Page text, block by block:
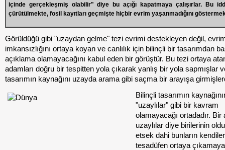
içinde gerçekleşmiş olabilir" diye bu açığı kapatmaya çalışırlar. Bu
çürütülmekte, fosil kayıtları geçmişte hiçbir evrim yaşanmadığını
Görüldüğü gibi "uzaydan gelme" tezi evrimi destekleyen değil,
imkansızlığını ortaya koyan ve canlılık için bilinçli bir tasarımdan
açıklama olamayacağını kabul eden bir görüştür. Bu tezi ortaya
adamları doğru bir tespitten yola çıkarak yanlış bir yola sapmışlar
tasarımın kaynağını uzayda arama gibi saçma bir arayışa
Bilinçli tasarımın
"uzaylılar" gibi bir kavram
olamayacağı ortadadır. Bir
uzaylılar diye birilerinin
etsek dahi bunların
tesadüfen ortaya